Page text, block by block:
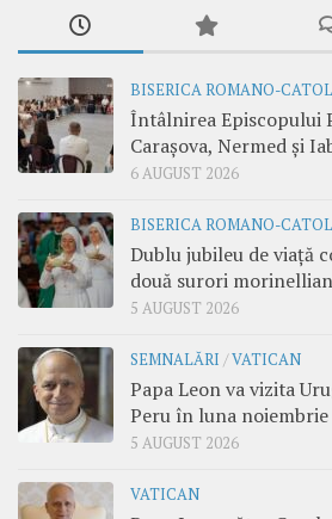
BISERICA ROMANO-
Întâlnirea Episcopului
Carașova, Nermed și
6 AUGUST 2026
BISERICA ROMANO-
Dublu jubileu de viață
două surori
5 AUGUST 2026
SEMNALĂRI /VATICAN
Papa Leon va vizita
Peru în luna noiembrie
5 AUGUST 2026
VATICAN